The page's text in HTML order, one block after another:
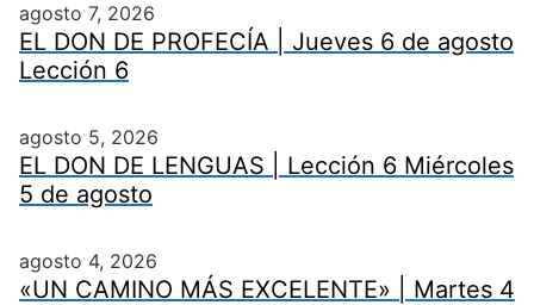
agosto 7, 2026
EL DON DE PROFECÍA | Jueves 6 de agosto
Lección 6
agosto 5, 2026
EL DON DE LENGUAS | Lección 6 Miércoles
5 de agosto
agosto 4, 2026
«UN CAMINO MÁS EXCELENTE» | Martes 4